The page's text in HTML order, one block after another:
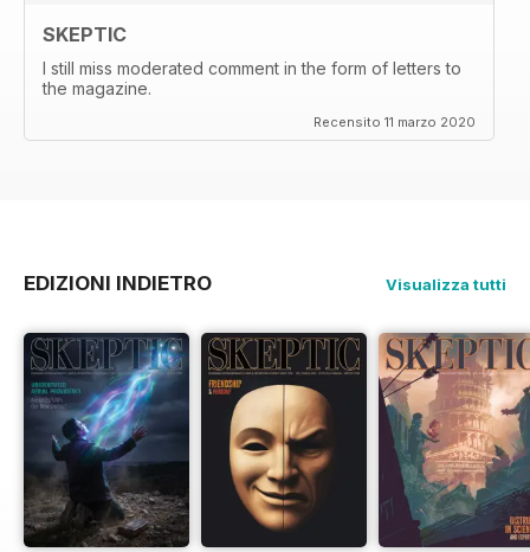
SKEPTIC
I still miss moderated comment in the form of letters to
the magazine.
Recensito 11 marzo 2020
EDIZIONI INDIETRO Visualizza tutti